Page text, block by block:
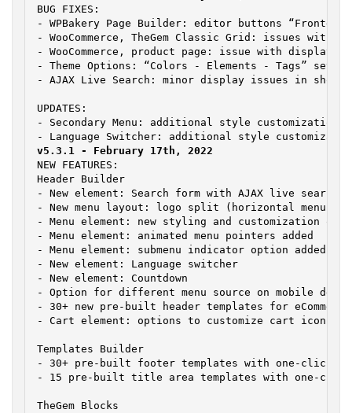
BUG FIXES:
- WPBakery Page Builder: editor buttons
- WooCommerce, TheGem Classic Grid: issues
- WooCommerce, product page: issue with
- Theme Options: “Colors - Elements - Tags”
- AJAX Live Search: minor display issues in
UPDATES:
- Secondary Menu: additional style customization
NEW FEATURES:
Header Builder
- New element: Search form with AJAX live search
- New menu layout: logo split (horizontal menu
- Menu element: new styling and customization
- Menu element: animated menu pointers added
- Menu element: submenu indicator option added
- New element: Language switcher
- New element: Countdown
- Option for different menu source on mobile
- 30+ new pre-built header templates for
- Cart element: options to customize cart icon in
Templates Builder
- 30+ pre-built footer templates with one-click
- 15 pre-built title area templates with one-
TheGem Blocks